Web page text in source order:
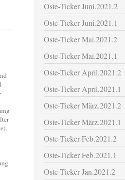
Oste-Ticker Juni.2021.2
Oste-Ticker Juni.2021.1
Oste-Ticker Mai.2021.2
Oste-Ticker Mai.2021.1
Oste-Ticker April.2021.2
Oste-Ticker April.2021.1
Oste-Ticker März.2021.2
Oste-Ticker März.2021.1
Oste-Ticker Feb.2021.2
Oste-Ticker Feb.2021.1
Oste-Ticker Jan.2021.2